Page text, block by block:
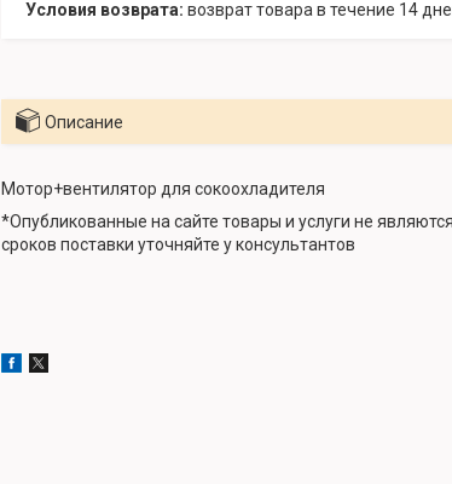
возврат товара в течение 14
Описание
Мотор+вентилятор для сокоохладителя
*Опубликованные на сайте товары и услуги не
сроков поставки уточняйте у консультантов